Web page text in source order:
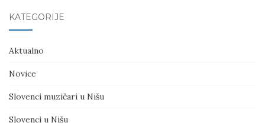
KATEGORIJE
Aktualno
Novice
Slovenci muzičari u Nišu
Slovenci u Nišu